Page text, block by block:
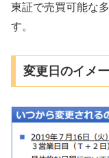
東証で売買可能な
す。
変更日のイメ